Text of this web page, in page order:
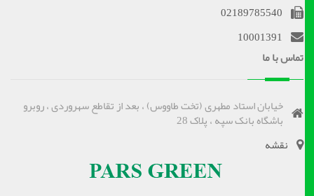
02189785540
10001391
تماس با ما
خیابان استاد مطهری (تخت طاووس) ، بعد از تقاطع سهروردی ، روبرو
باشگاه بانک سپه ، پلاک 28
نقشه